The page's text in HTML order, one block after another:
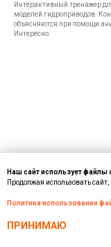
Интерактивный тренажер
моделей гидроприводов.
объясняются при помощи
Интересно.
Наш сайт использует файлы
Продолжая использовать
Политика использования
ПРИНИМАЮ